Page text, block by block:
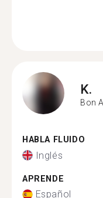
K.
Bon
HABLA FLUIDO
Inglés
APRENDE
Español